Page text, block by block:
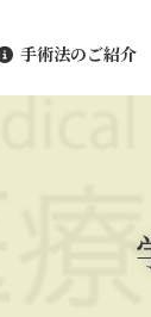
手術法のご紹介